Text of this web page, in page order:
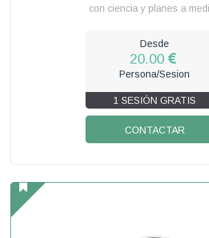
con ciencia y planes a
Desde
20.00
Persona/Sesion
1 SESIÓN GRATIS
CONTACTAR